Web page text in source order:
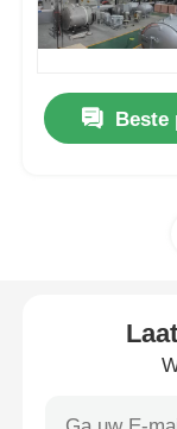
industriële
glas